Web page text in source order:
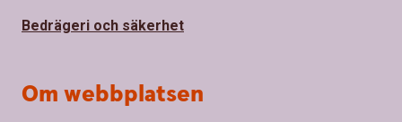
Bedrägeri och säkerhet
Om webbplatsen